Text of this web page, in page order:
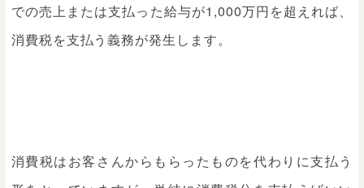
での売上または支払った給与が1,000万円を超えれば、
消費税を支払う義務が発生します。
消費税はお客さんからもらったものを代わりに支払う